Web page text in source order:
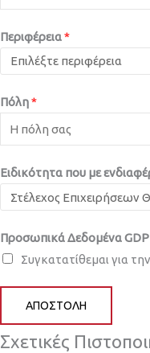
Περιφέρεια*
Πόλη*
Ειδικότητα που με
Προσωπικά Δεδομένα
Συγκατατίθεμαι για
ΑΠΟΣΤΟΛΉ
Σχετικές